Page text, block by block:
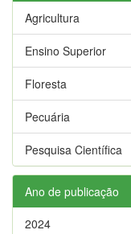
Agricultura
Ensino Superior
Floresta
Pecuária
Pesquisa Científica
Ano de publicação
2024